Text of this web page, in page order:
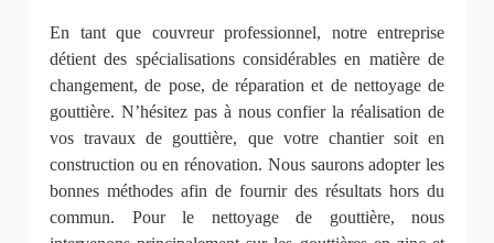
En tant que couvreur professionnel, notre entreprise
détient des spécialisations considérables en matière de
changement, de pose, de réparation et de nettoyage de
gouttière. N’hésitez pas à nous confier la réalisation de
vos travaux de gouttière, que votre chantier soit en
construction ou en rénovation. Nous saurons adopter les
bonnes méthodes afin de fournir des résultats hors du
commun. Pour le nettoyage de gouttière, nous